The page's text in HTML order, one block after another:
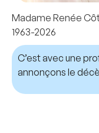
Madame Renée
1963-2026
C’est avec une
annonçons le